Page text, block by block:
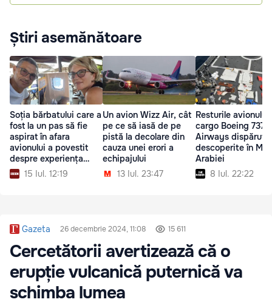
Știri asemănătoare
Soția bărbatului care a
fost la un pas să fie
aspirat în afara
avionului a povestit
despre experiența
trăită15 Iul. 12:19
Un avion Wizz Air, cât
pe ce să iasă de pe
pistă la decolare din
cauza unei erori a
echipajului
13 Iul. 23:47
Resturile avionului
cargo Boeing 737
Airways dispărut,
descoperite în
Arabiei
8 Iul. 22:22
Gazeta 26 decembrie 2024, 11:08 15 611
Cercetătorii avertizează că o
erupție vulcanică puternică va
schimba lumea